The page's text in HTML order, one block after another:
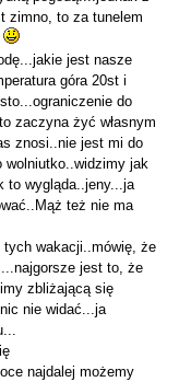
zimno, to za tunelem
jest nasze
góra 20st i
do
zaczyna żyć własnym
znosi..nie jest mi do
wolniutko..widzimy jak
to wygląda..jeny...ja
też nie ma
tych wakacji..mówię, że
jest to, że
zbliżającą się
nie widać...ja
najdalej możemy